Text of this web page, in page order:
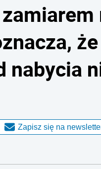
nabycia
Zapisz się na